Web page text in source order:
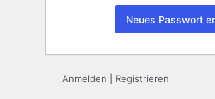
Anmelden Registrieren